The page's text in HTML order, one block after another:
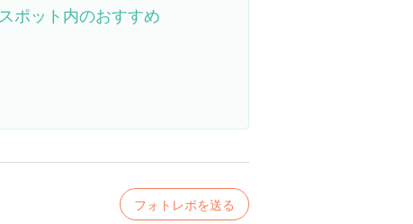
スポット内のおすすめ
フォトレポを送る